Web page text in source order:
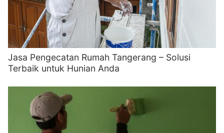
Jasa Pengecatan Rumah Tangerang – Solusi
Terbaik untuk Hunian Anda